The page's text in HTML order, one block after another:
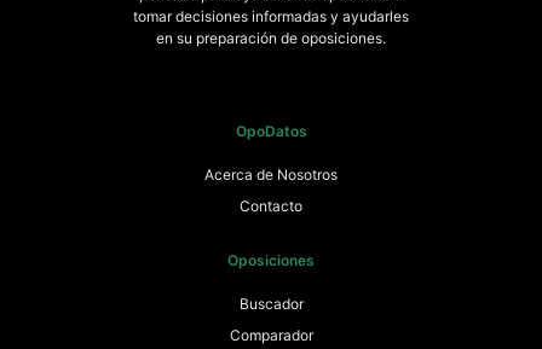
tomar decisiones informadas y ayudarles
en su preparación de oposiciones.
OpoDatos
Acerca de Nosotros
Contacto
Oposiciones
Buscador
Comparador